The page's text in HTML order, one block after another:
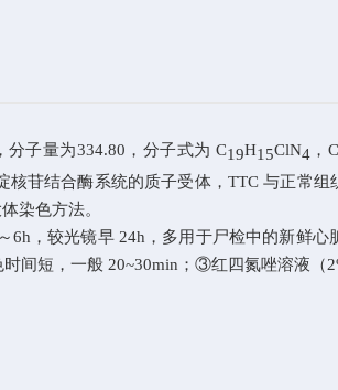
分子量为334.80 ，分子式为 C19H15ClN4 ，
核苷结合酶系统的质子受体，TTC 与正常组
染色方法。
6h，较光镜早 24h ，多用于尸检中的新鲜
时间短，一般 20~30min；③红四氮唑溶液（